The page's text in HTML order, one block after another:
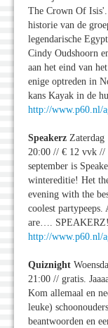
The Crown Of Isis'.
historie van de
legendarische
Cindy Oudshoorn
aan het eind van
enige optreden in
kans Kayak in de
http://www.p60.nl/
Speakerz Zaterdag
20:00 // € 12 vvk //
september is
wintereditie! Het
evening with the
coolest
are….
http://www.p60.nl/
Quiznight
21:00 // gratis.
Kom allemaal en
leuke)
beantwoorden en